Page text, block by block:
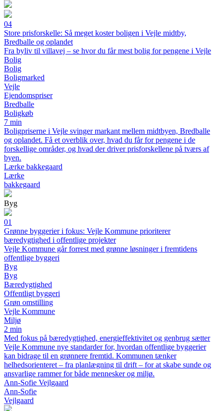
04
Store prisforskelle: Så meget koster boligen i Vejle midtby,
Bredballe og oplandet
Fra byliv til villavej – se hvor du får mest bolig for pengene i Vejle
Bolig
Bolig
Boligmarked
Vejle
Ejendomspriser
Bredballe
Boligkøb
7 min
Boligpriserne i Vejle svinger markant mellem midtbyen, Bredballe
og oplandet. Få et overblik over, hvad du får for pengene i de
forskellige områder, og hvad der driver prisforskellene på tværs af
byen.
Lærke bakkegaard
Lærke
bakkegaard
Byg
01
Grønne byggerier i fokus: Vejle Kommune prioriterer
bæredygtighed i offentlige projekter
Vejle Kommune går forrest med grønne løsninger i fremtidens
offentlige byggeri
Byg
Byg
Bæredygtighed
Offentligt byggeri
Grøn omstilling
Vejle Kommune
Miljø
2 min
Med fokus på bæredygtighed, energieffektivitet og genbrug sætter
Vejle Kommune nye standarder for, hvordan offentlige byggerier
kan bidrage til en grønnere fremtid. Kommunen tænker
helhedsorienteret – fra planlægning til drift – for at skabe sunde og
ansvarlige rammer for både mennesker og miljø.
Ann-Sofie Vejlgaard
Ann-Sofie
Vejlgaard